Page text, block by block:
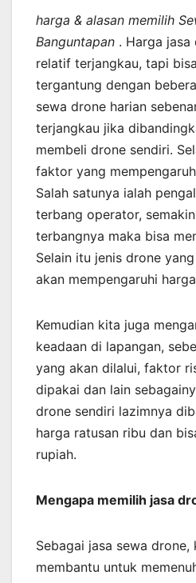
harga & alasan memilih
Banguntapan . Harga
relatif terjangkau, tapi
tergantung dengan
sewa drone harian
terjangkau jika
membeli drone sendiri.
faktor yang
Salah satunya ialah
terbang operator,
terbangnya maka bisa
Selain itu jenis drone
akan mempengaruhi
Kemudian kita juga
keadaan di lapangan,
yang akan dilalui, faktor
dipakai dan lain
drone sendiri lazimnya
harga ratusan ribu dan
rupiah.
Mengapa memilih jasa
Sebagai jasa sewa drone,
membantu untuk